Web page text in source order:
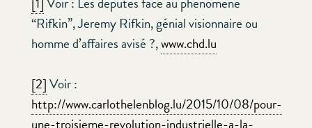
“Rifkin”, Jeremy Rifkin, génial visionnaire ou
homme d’affaires avisé ?,www.chd.lu
[2]Voir :
http://www.carlothelenblog.lu/2015/10/08/pour-